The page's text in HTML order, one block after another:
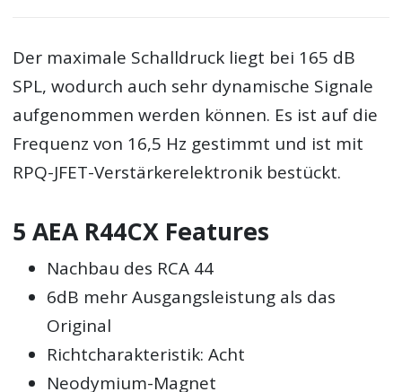
Der maximale Schalldruck liegt bei 165 dB
SPL, wodurch auch sehr dynamische Signale
aufgenommen werden können. Es ist auf die
Frequenz von 16,5 Hz gestimmt und ist mit
RPQ-JFET-Verstärkerelektronik bestückt.
5 AEA R44CX Features
Nachbau des RCA 44
6dB mehr Ausgangsleistung als das
Original
Richtcharakteristik: Acht
Neodymium-Magnet